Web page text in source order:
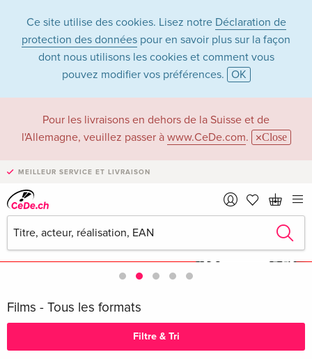
Ce site utilise des cookies. Lisez notre Déclaration de
protection des données pour en savoir plus sur la façon
dont nous utilisons les cookies et comment vous
pouvez modifier vos préférences. OK
Pour les livraisons en dehors de la Suisse et de
l'Allemagne, veuillez passer à www.CeDe.com. Close
MEILLEUR SERVICE ET LIVRAISON
Films - Tous les formats
Filtre & Tri